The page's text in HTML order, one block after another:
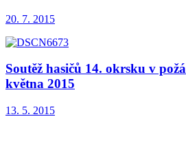
20. 7. 2015
Soutěž hasičů 14. okrsku v
května 2015
13. 5. 2015